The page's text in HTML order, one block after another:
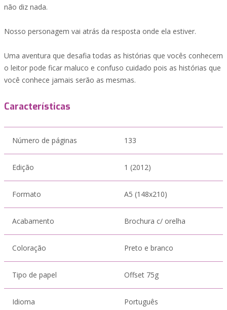
não diz nada.
Nosso personagem vai atrás da resposta onde ela estiver.
Uma aventura que desafia todas as histórias que vocês conhecem
o leitor pode ficar maluco e confuso cuidado pois as histórias que
você conhece jamais serão as mesmas.
Características
Número de páginas 133
Edição 1 (2012)
Formato A5 (148x210)
Acabamento Brochura c/ orelha
Coloração Preto e branco
Tipo de papel Offset 75g
Idioma Português